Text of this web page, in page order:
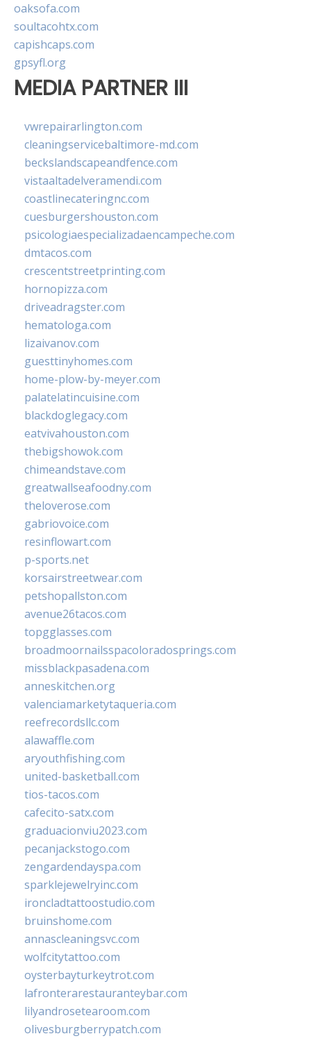
oaksofa.com
soultacohtx.com
capishcaps.com
gpsyfl.org
MEDIA PARTNER III
vwrepairarlington.com
cleaningservicebaltimore-md.com
beckslandscapeandfence.com
vistaaltadelveramendi.com
coastlinecateringnc.com
cuesburgershouston.com
psicologiaespecializadaencampeche.com
dmtacos.com
crescentstreetprinting.com
hornopizza.com
driveadragster.com
hematologa.com
lizaivanov.com
guesttinyhomes.com
home-plow-by-meyer.com
palatelatincuisine.com
blackdoglegacy.com
eatvivahouston.com
thebigshowok.com
chimeandstave.com
greatwallseafoodny.com
theloverose.com
gabriovoice.com
resinflowart.com
p-sports.net
korsairstreetwear.com
petshopallston.com
avenue26tacos.com
topgglasses.com
broadmoornailsspacoloradosprings.com
missblackpasadena.com
anneskitchen.org
valenciamarketytaqueria.com
reefrecordsllc.com
alawaffle.com
aryouthfishing.com
united-basketball.com
tios-tacos.com
cafecito-satx.com
graduacionviu2023.com
pecanjackstogo.com
zengardendayspa.com
sparklejewelryinc.com
ironcladtattoostudio.com
bruinshome.com
annascleaningsvc.com
wolfcitytattoo.com
oysterbayturkeytrot.com
lafronterarestauranteybar.com
lilyandrosetearoom.com
olivesburgberrypatch.com